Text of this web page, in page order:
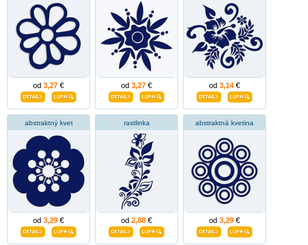
od 3,27 € od 3,27 € od 3,14 €
abstraktný kvet
od 3,29 €
rastlinka
od 2,88 €
abstraktná kvetina
od 3,29 €